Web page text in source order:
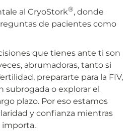
al CryoStork®, donde
de pacientes como
que tienes ante ti son
abrumadoras, tanto si
prepararte para la FIV,
subrogada o explorar el
plazo. Por eso estamos
y confianza mientras
importa.